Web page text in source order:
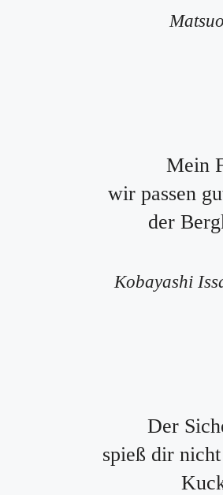
Mein
wir passen
der
Kobayashi
Der
spieß dir